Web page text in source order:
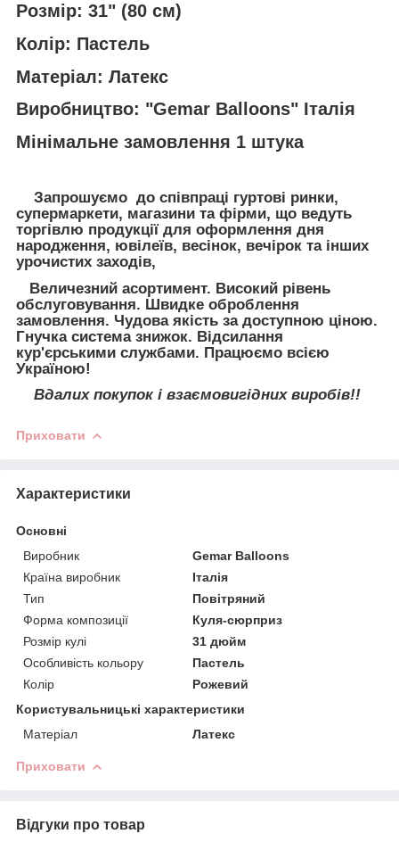
Розмір: 31" (80 см)
Колір: Пастель
Матеріал: Латекс
Виробництво: "Gemar Balloons" Італія
Мінімальне замовлення 1 штука
Запрошуємо до співпраці гуртові ринки,
супермаркети, магазини та фірми, що ведуть
торгівлю продукції для оформлення дня
народження, ювілеїв, весінок, вечірок та інших
урочистих заходів,
Величезний асортимент. Високий рівень
обслуговування. Швидке оброблення
замовлення. Чудова якість за доступною ціною.
Гнучка система знижок. Відсилання
кур'єрськими службами. Працюємо всією
Україною!
Вдалих покупок і взаємовигідних виробів!!
Приховати
Характеристики
Основні
Виробник
Gemar Balloons
Країна виробник
Італія
Тип
Повітряний
Форма композиції
Куля-сюрприз
Розмір кулі
31 дюйм
Особливість кольору
Пастель
Колір
Рожевий
Користувальницькі характеристики
Матеріал
Латекс
Приховати
Відгуки про товар